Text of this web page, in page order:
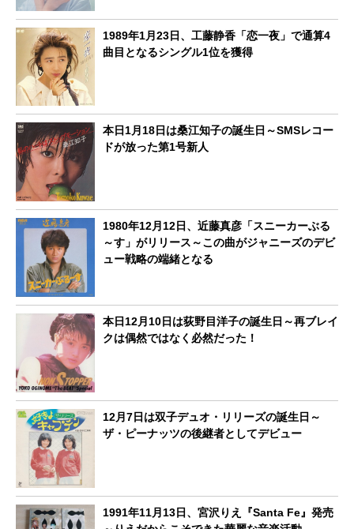
1989年1月23日、工藤静香「恋一夜」で通算4
曲目となるシングル1位を獲得
本日1月18日は桑江知子の誕生日～SMSレコー
ドが放った第1号新人
1980年12月12日、近藤真彦「スニーカーぶる
～す」がリリース～この曲がジャニーズのデビ
ュー戦略の端緒となる
本日12月10日は荻野目洋子の誕生日～再ブレイ
クは偶然ではなく必然だった！
12月7日は双子デュオ・リリーズの誕生日～
ザ・ピーナッツの後継者としてデビュー
1991年11月13日、宮沢りえ『Santa Fe』発売